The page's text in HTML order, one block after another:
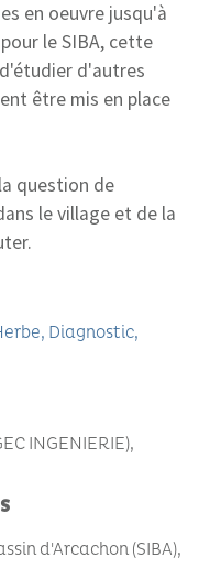
en oeuvre jusqu'à
le SIBA, cette
d'autres
être mis en place
question de
le village et de la
Diagnostic
INGENIERIE)
d'Arcachon (SIBA)